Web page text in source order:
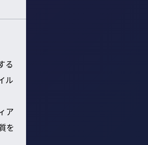
る
ル
ア
を